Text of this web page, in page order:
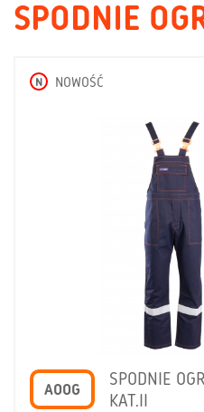
SPODNIE
N NOWOŚĆ
AOOG
SPODNIE
KAT.II